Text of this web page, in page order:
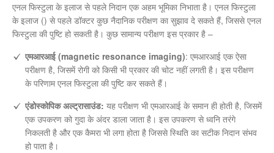
एनल फिस्टुला के इलाज से पहले निदान एक अहम भूमिका निभाता है। एनल फिस्टुला
के इलाज () से पहले डॉक्टर कुछ नैदानिक परीक्षण का सुझाव दे सकते हैं, जिससे एनल
फिस्टुला की पुष्टि हो सकती है। कुछ सामान्य परीक्षण इस प्रकार है –
एमआरआई (magnetic resonance imaging): एमआरआई एक ऐसा
परीक्षण है, जिसमें रोगी को किसी भी प्रकार की चोट नहीं लगती है। इस परीक्षण
के परिणाम एनल फिस्टुला की पुष्टि कर सकते हैं।
एंडोस्कोपिक अल्ट्रासाउंड: यह परीक्षण भी एमआरआई के समान ही होती है, जिसमें
एक उपकरण को गुदा के अंदर डाला जाता है। इस उपकरण से ध्वनि तरंगे
निकलती है और एक कैमरा भी लगा होता है जिससे स्थिति का सटीक निदान संभव
हो पाता है।